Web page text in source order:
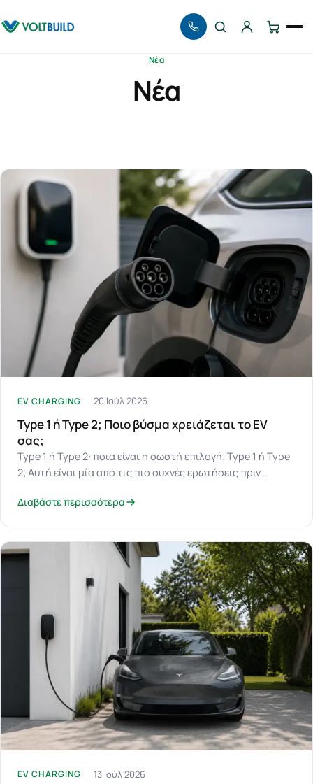
Αναζήτηση
Νέα
Νέα
EV CHARGING 20 Ιούλ 2026
Type 1 ή Type 2; Ποιο βύσμα χρειάζεται το EV
σας;
Type 1 ή Type 2: ποια είναι η σωστή επιλογή; Type 1 ή Type
2; Αυτή είναι μία από τις πιο συχνές ερωτήσεις πριν...
Διαβάστε περισσότερα
EV CHARGING 13 Ιούλ 2026